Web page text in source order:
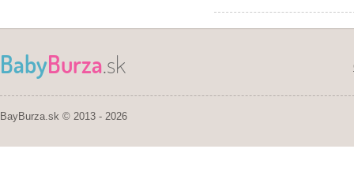
BabyBurza.sk
BayBurza.sk © 2013 - 2026